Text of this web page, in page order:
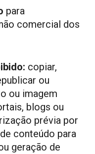
para
comercial dos
copiar,
ou
ou imagem
blogs ou
prévia por
conteúdo para
geração de